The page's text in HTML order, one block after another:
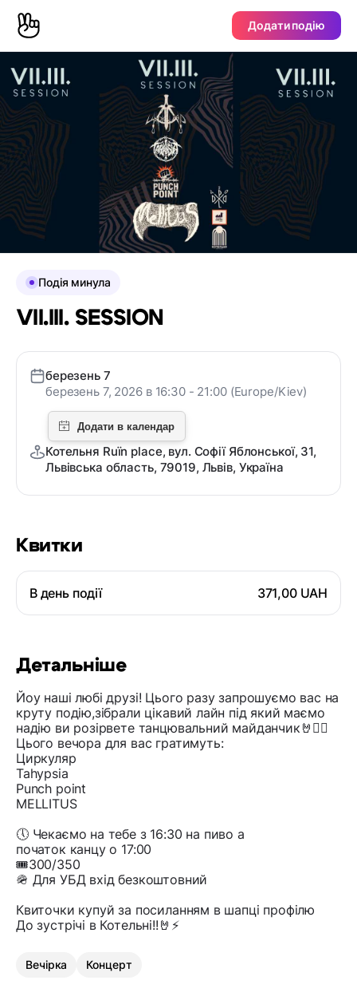
Додати подію
Квитки
В день події 371,00 UAH
Детальніше
Йоу наші любі друзі! Цього разу запрошуємо вас на
круту подію,зібрали цікавий лайн під який маємо
надію ви розірвете танцювальний майданчик🤘❤️‍🔥
Цього вечора для вас гратимуть:
Циркуляр
Tahypsia
Punch point
MELLITUS
🕔 Чекаємо на тебе з 16:30 на пиво а
початок канцу о 17:00
🎟300/350
🪖 Для УБД вхід безкоштовний
Квиточки купуй за посиланням в шапці профілю
До зустрічі в Котельні!!🤘⚡️
Вечірка Концерт
Подія минула
VII.III. SESSION
березень 7
березень 7, 2026 в 16:30 - 21:00 (Europe/Kiev)
Котельня Ruïn place, вул. Софії Яблонської, 31,
Львівська область, 79019, Львів, Україна